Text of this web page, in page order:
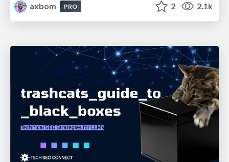
axbom
PRO 2 2.1k